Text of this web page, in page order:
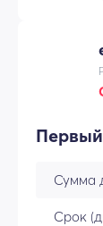
Сумма
Срок